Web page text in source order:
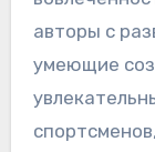
авторы с
умеющие